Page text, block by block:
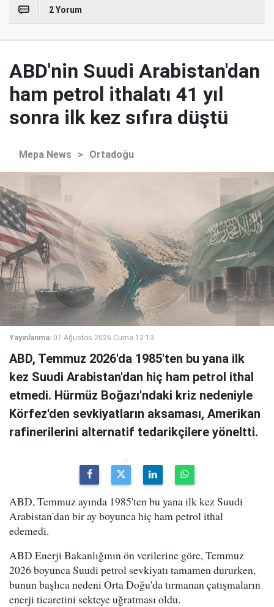
2 Yorum
ABD'nin Suudi Arabistan'dan
ham petrol ithalatı 41 yıl
sonra ilk kez sıfıra düştü
Mepa News > Ortadoğu
Yayınlanma: 07 Ağustos 2026 Cuma 12:13
ABD, Temmuz 2026'da 1985'ten bu yana ilk
kez Suudi Arabistan'dan hiç ham petrol ithal
etmedi. Hürmüz Boğazı'ndaki kriz nedeniyle
Körfez'den sevkiyatların aksaması, Amerikan
rafinerilerini alternatif tedarikçilere yöneltti.
ABD, Temmuz ayında 1985'ten bu yana ilk kez Suudi
Arabistan'dan bir ay boyunca hiç ham petrol ithal
edemedi.
ABD Enerji Bakanlığının ön verilerine göre, Temmuz
2026 boyunca Suudi petrol sevkiyatı tamamen dururken,
bunun başlıca nedeni Orta Doğu'da tırmanan çatışmaların
enerji ticaretini sekteye uğratması oldu.